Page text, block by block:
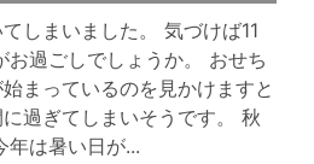
しまいました。 気づけば11
お過ごしでしょうか。 おせち
まっているのを見かけますと
過ぎてしまいそうです。 秋
年は暑い日が...